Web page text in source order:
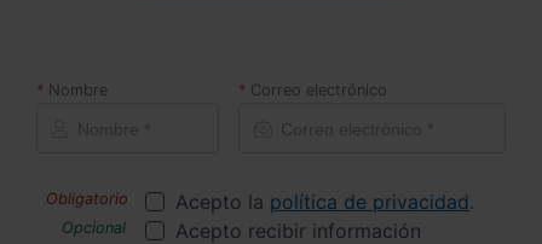
Nombre Correo electrónico
Acepto la política de privacidad.
Acepto recibir información